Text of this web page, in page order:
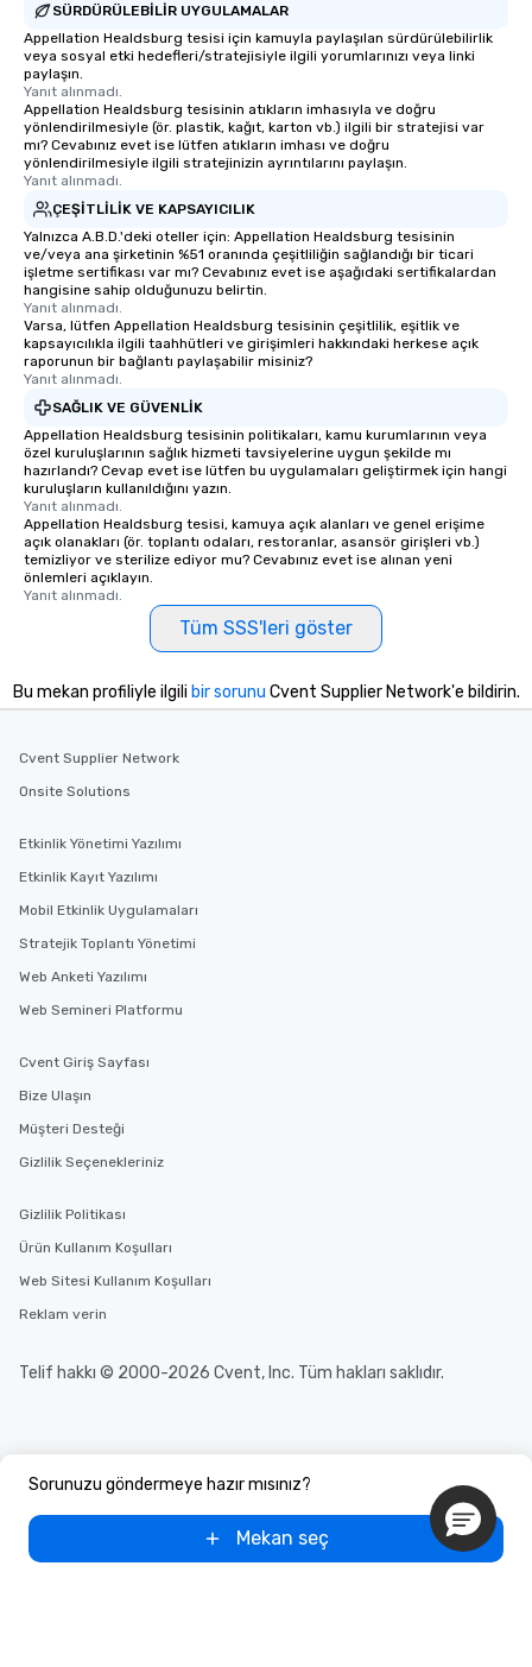
SÜRDÜRÜLEBILIR UYGULAMALAR
Appellation Healdsburg tesisi için kamuyla paylaşılan sürdürülebilirlik
veya sosyal etki hedefleri/stratejisiyle ilgili yorumlarınızı veya linki
paylaşın.
Yanıt alınmadı.
Appellation Healdsburg tesisinin atıkların imhasıyla ve doğru
yönlendirilmesiyle (ör. plastik, kağıt, karton vb.) ilgili bir stratejisi var
mı? Cevabınız evet ise lütfen atıkların imhası ve doğru
yönlendirilmesiyle ilgili stratejinizin ayrıntılarını paylaşın.
Yanıt alınmadı.
ÇEŞITLILIK VE KAPSAYICILIK
Yalnızca A.B.D.'deki oteller için: Appellation Healdsburg tesisinin
ve/veya ana şirketinin %51 oranında çeşitliliğin sağlandığı bir ticari
işletme sertifikası var mı? Cevabınız evet ise aşağıdaki sertifikalardan
hangisine sahip olduğunuzu belirtin.
Yanıt alınmadı.
Varsa, lütfen Appellation Healdsburg tesisinin çeşitlilik, eşitlik ve
kapsayıcılıkla ilgili taahhütleri ve girişimleri hakkındaki herkese açık
raporunun bir bağlantı paylaşabilir misiniz?
Yanıt alınmadı.
SAĞLIK VE GÜVENLIK
Appellation Healdsburg tesisinin politikaları, kamu kurumlarının veya
özel kuruluşlarının sağlık hizmeti tavsiyelerine uygun şekilde mı
hazırlandı? Cevap evet ise lütfen bu uygulamaları geliştirmek için hangi
kuruluşların kullanıldığını yazın.
Yanıt alınmadı.
Appellation Healdsburg tesisi, kamuya açık alanları ve genel erişime
açık olanakları (ör. toplantı odaları, restoranlar, asansör girişleri vb.)
temizliyor ve sterilize ediyor mu? Cevabınız evet ise alınan yeni
önlemleri açıklayın.
Yanıt alınmadı.
Tüm SSS'leri göster
Sorunuzu göndermeye hazır mısınız?
Mekan seç
Bu mekan profiliyle ilgili bir sorunu Cvent Supplier Network'e bildirin.
Cvent Supplier Network
Onsite Solutions
Etkinlik Yönetimi Yazılımı
Etkinlik Kayıt Yazılımı
Mobil Etkinlik Uygulamaları
Stratejik Toplantı Yönetimi
Web Anketi Yazılımı
Web Semineri Platformu
Cvent Giriş Sayfası
Bize Ulaşın
Müşteri Desteği
Gizlilik Seçenekleriniz
Gizlilik Politikası
Ürün Kullanım Koşulları
Web Sitesi Kullanım Koşulları
Reklam verin
Telif hakkı © 2000-2026 Cvent, Inc. Tüm hakları saklıdır.